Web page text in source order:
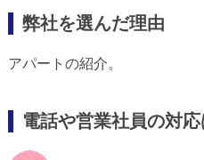
弊社を選んだ理由
アパートの紹介。
電話や営業社員の対